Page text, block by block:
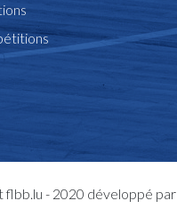
flbb.lu - 2020 développé par